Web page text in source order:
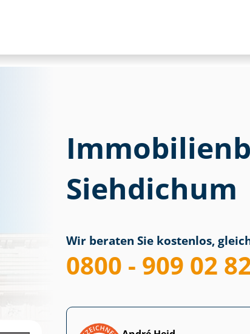
Siehdichum
Wir beraten Sie kostenlos,
0800 - 909 02